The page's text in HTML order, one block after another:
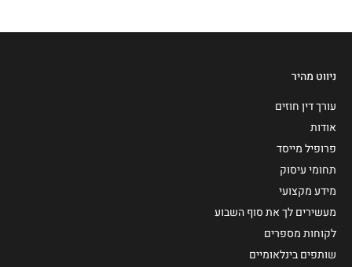
ניווט מהיר
עורך דין חוזים
אודות
פרופיל מייסד
תחומי עיסוק
מידע מקצועי
מעשירים לך את סוף השבוע
לקוחות מספרים
שותפים בינלאומיים